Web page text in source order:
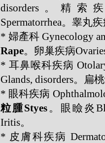
disorders。精索
Spermatorrhea。睾丸
* 婦產科 Gynecology
Rape。卵巢疾病
* 耳鼻喉科疾病
Glands, disorders。扁
* 眼科疾病
粒腫Styes。眼瞼炎
Iritis。
* 皮膚科疾病